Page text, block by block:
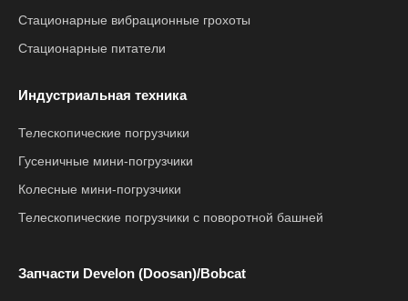
Стационарные вибрационные грохоты
Стационарные питатели
Индустриальная техника
Телескопические погрузчики
Гусеничные мини-погрузчики
Колесные мини-погрузчики
Телескопические погрузчики с поворотной башней
Запчасти Develon (Doosan)/Bobcat